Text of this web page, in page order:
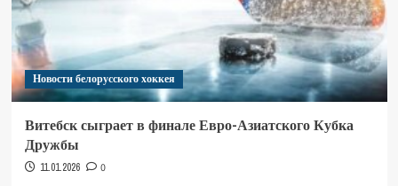
Новости белорусского хоккея
Витебск сыграет в финале Евро-Азиатского Кубка
Дружбы
11.01.2026 0